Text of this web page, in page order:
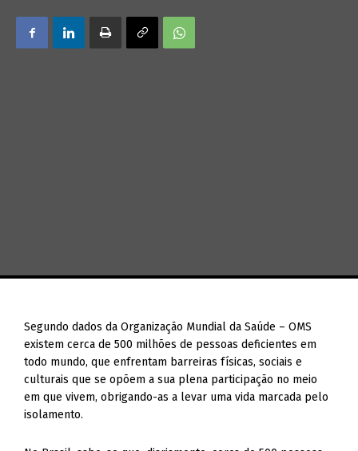
Segundo dados da Organização Mundial da Saúde – OMS
existem cerca de 500 milhões de pessoas deficientes em
todo mundo, que enfrentam barreiras físicas, sociais e
culturais que se opõem a sua plena participação no meio
em que vivem, obrigando-as a levar uma vida marcada pelo
isolamento.